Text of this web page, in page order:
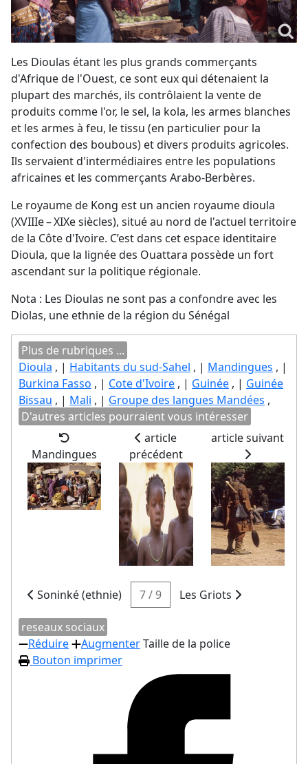
Les Dioulas étant les plus grands commerçants
d'Afrique de l'Ouest, ce sont eux qui détenaient la
plupart des marchés, ils contrôlaient la vente de
produits comme l'or, le sel, la kola, les armes blanches
et les armes à feu, le tissu (en particulier pour la
confection des boubous) et divers produits agricoles.
Ils servaient d'intermédiaires entre les populations
africaines et les commerçants Arabo-Berbères.
Le royaume de Kong est un ancien royaume dioula
(XVIIIe – XIXe siècles), situé au nord de l'actuel territoire
de la Côte d'Ivoire. C’est dans cet espace identitaire
Dioula, que la lignée des Ouattara possède un fort
ascendant sur la politique régionale.
Nota : Les Dioulas ne sont pas a confondre avec les
Diolas, une ethnie de la région du Sénégal
Plus de rubriques ...
Dioula , | Habitants du sud-Sahel , | Mandingues , |
Burkina Fasso , | Cote d'Ivoire , | Guinée , | Guinée
Bissau , | Mali , | Groupe des langues Mandées ,
D'autres articles pourraient vous intéresser
Mandingues
article
précédent
article suivant
Soninké (ethnie) 7 / 9 Les Griots
reseaux sociaux
Réduire
AugmenterTaille de la police
Bouton imprimer